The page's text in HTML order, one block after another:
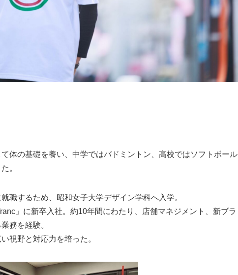
体の基礎を養い、中学ではバドミントン、高校ではソフトボール
。
職するため、昭和女子大学デザイン学科へ入学。
」に新卒入社。約10年間にわたり、店舗マネジメント、新ブラ
務を経験。
視野と対応力を培った。